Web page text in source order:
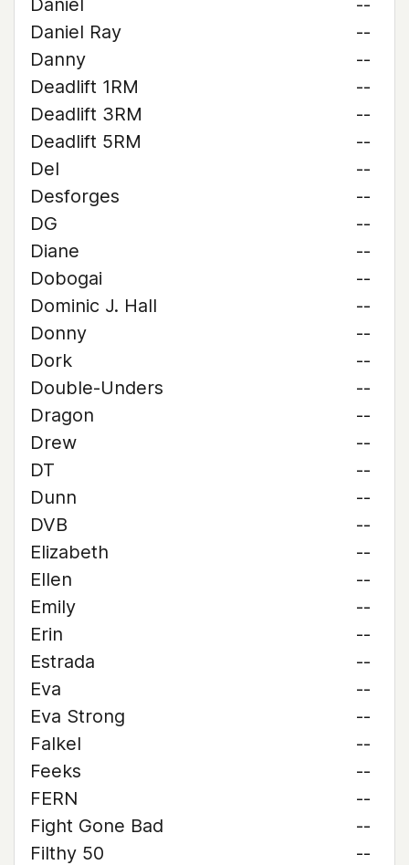
Daniel
--
Daniel Ray
--
Danny
--
Deadlift 1RM
--
Deadlift 3RM
--
Deadlift 5RM
--
Del
--
Desforges
--
DG
--
Diane
--
Dobogai
--
Dominic J. Hall
--
Donny
--
Dork
--
Double-Unders
--
Dragon
--
Drew
--
DT
--
Dunn
--
DVB
--
Elizabeth
--
Ellen
--
Emily
--
Erin
--
Estrada
--
Eva
--
Eva Strong
--
Falkel
--
Feeks
--
FERN
--
Fight Gone Bad
--
Filthy 50
--